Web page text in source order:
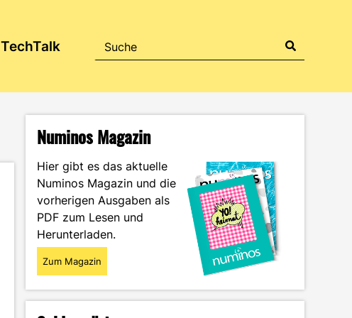
TechTalk
Numinos Magazin
Hier gibt es das aktuelle
Numinos Magazin und die
vorherigen Ausgaben als
PDF zum Lesen und
Herunterladen.
Zum Magazin